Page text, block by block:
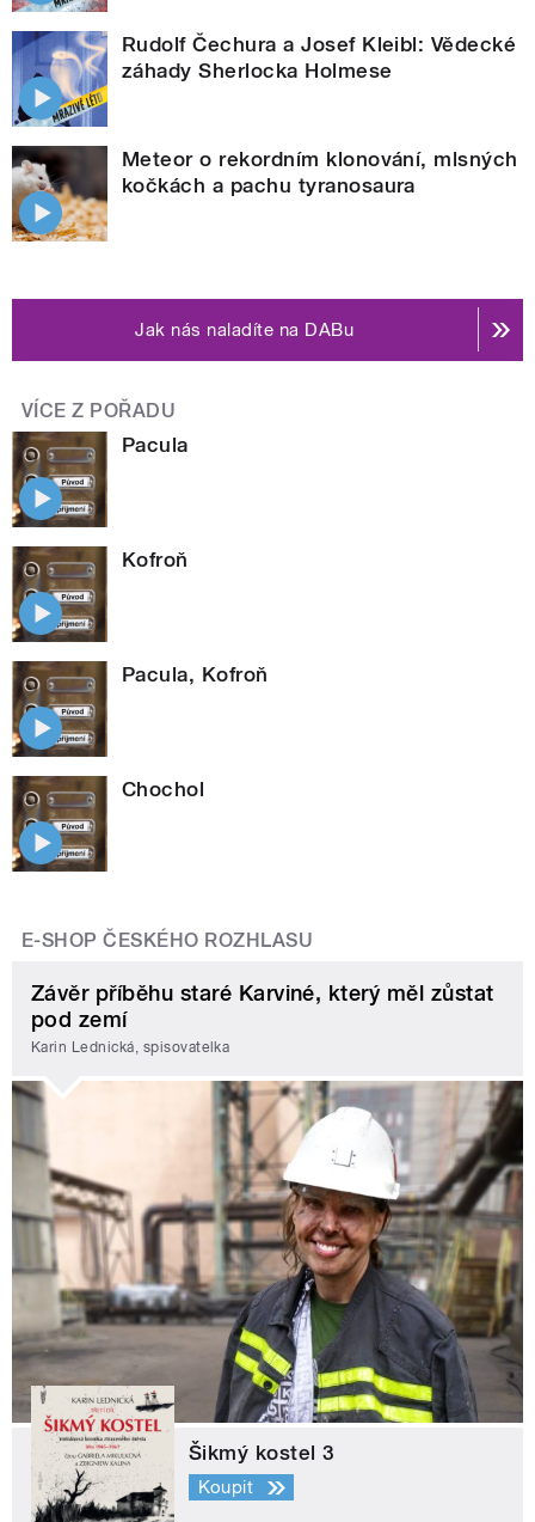
Rudolf Čechura a Josef Kleibl: Vědecké
záhady Sherlocka Holmese
Meteor o rekordním klonování, mlsných
kočkách a pachu tyranosaura
Jak nás naladíte na DABu
VÍCE Z POŘADU
Pacula
Kofroň
Pacula, Kofroň
Chochol
E-SHOP ČESKÉHO ROZHLASU
Závěr příběhu staré Karviné, který měl zůstat
pod zemí
Karin Lednická, spisovatelka
Šikmý kostel 3
Koupit